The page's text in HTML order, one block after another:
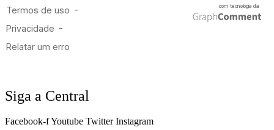
Siga a Central
Facebook-fYoutube Twitter Instagram